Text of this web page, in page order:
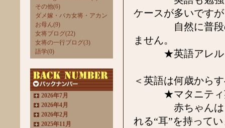
その他(6)
ダメ嫁・バカ女将・アカン
お母ん(9)
女将ブログ(22)
女将の一行ブログ(3)
語学(0)
2026年7月
2026年4月
2026年2月
2025年11月
ケースが多いです
自然に普段の生
ません。
★英語アレルギ
＜英語は何歳から
★マタニティ英
赤ちゃんは、生
れる“耳”を持って